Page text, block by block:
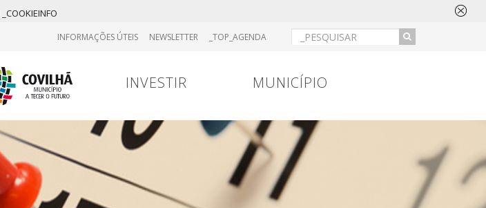
_COOKIEINFO
INFORMAÇÕES ÚTEIS NEWSLETTER _TOP_AGENDA
INVESTIR MUNICÍPIO